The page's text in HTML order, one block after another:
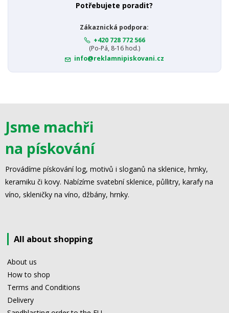
Potřebujete poradit?
Zákaznická podpora:
+420 728 772 566
(Po-Pá, 8-16 hod.)
info@reklamnipiskovani.cz
Jsme machři
na pískování
Provádíme pískování log, motivů i sloganů na sklenice, hrnky,
keramiku či kovy. Nabízíme svatební sklenice, půllitry, karafy na
víno, skleničky na víno, džbány, hrnky.
All about shopping
About us
How to shop
Terms and Conditions
Delivery